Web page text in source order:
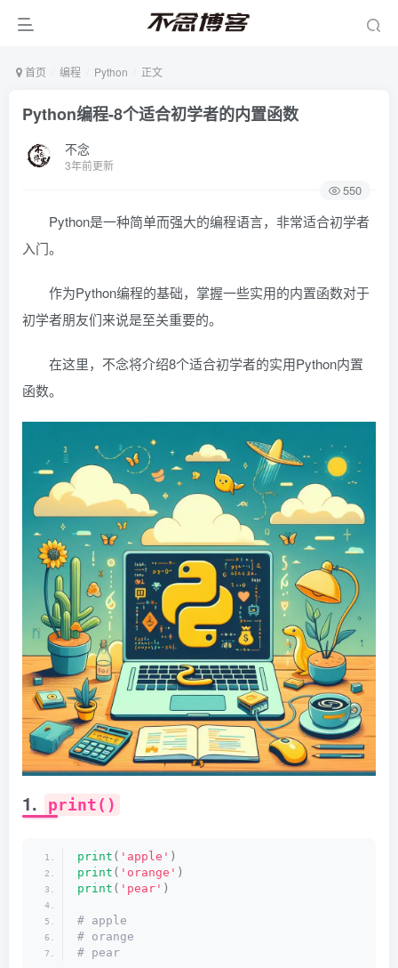
首页 编程 Python 正文
Python编程-8个适合初学者的内置函数
不念
3年前更新
550
Python是一种简单而强大的编程语言，非常适合初学者
入门。
作为Python编程的基础，掌握一些实用的内置函数对于
初学者朋友们来说是至关重要的。
在这里，不念将介绍8个适合初学者的实用Python内置
函数。
1. print()
print ( 'apple' )
print ( 'orange' )
print ( 'pear' )
# apple
# orange
# pear